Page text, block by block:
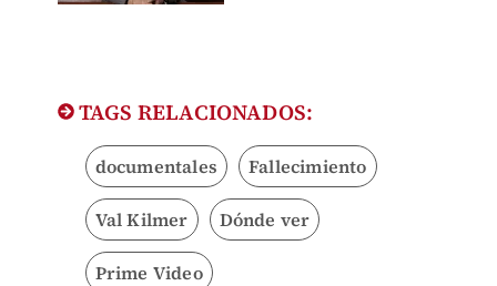
TAGS RELACIONADOS:
documentales Fallecimiento
Val Kilmer Dónde ver
Prime Video